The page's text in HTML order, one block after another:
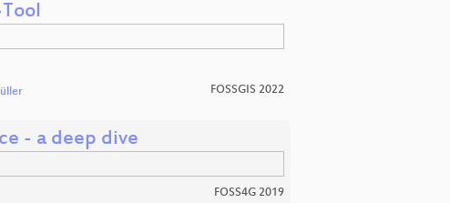
FOSSGIS 2022
- a deep dive
FOSS4G 2019